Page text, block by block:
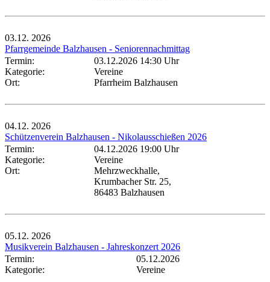
03.12. 2026
Pfarrgemeinde Balzhausen - Seniorennachmittag
Termin:
03.12.2026 14:30 Uhr
Kategorie:
Vereine
Ort:
Pfarrheim Balzhausen
04.12. 2026
Schützenverein Balzhausen - Nikolausschießen 2026
Termin:
04.12.2026 19:00 Uhr
Kategorie:
Vereine
Ort:
Mehrzweckhalle,
Krumbacher Str. 25,
86483 Balzhausen
05.12. 2026
Musikverein Balzhausen - Jahreskonzert 2026
Termin:
05.12.2026
Kategorie:
Vereine